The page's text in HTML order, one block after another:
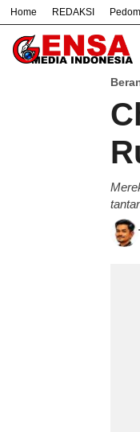
Home REDAKSI
#